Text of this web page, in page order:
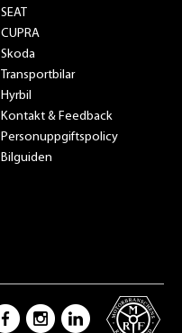
SEAT
CUPRA
Skoda
Transportbilar
Hyrbil
Kontakt & Feedback
Personuppgiftspolicy
Bilguiden